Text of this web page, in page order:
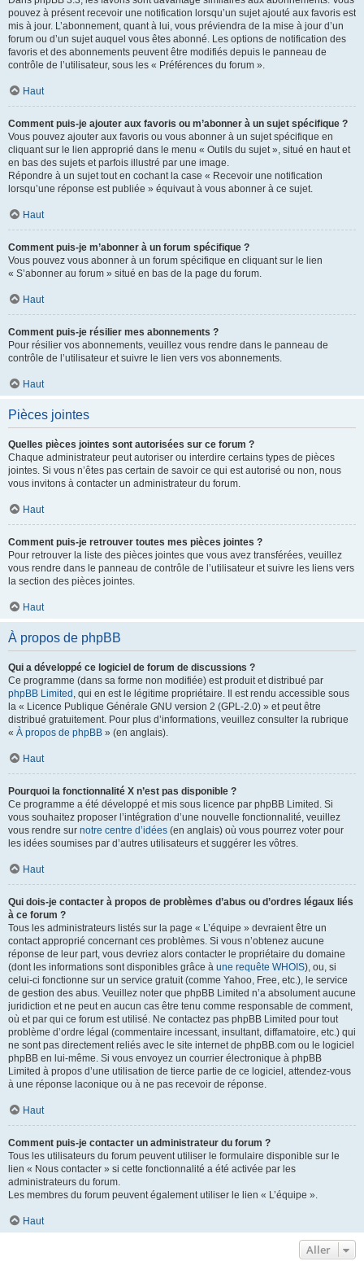
pouvez à présent recevoir une notification lorsqu’un sujet ajouté aux favoris est
mis à jour. L’abonnement, quant à lui, vous préviendra de la mise à jour d’un
forum ou d’un sujet auquel vous êtes abonné. Les options de notification des
favoris et des abonnements peuvent être modifiés depuis le panneau de
contrôle de l’utilisateur, sous les « Préférences du forum ».
Haut
Comment puis-je ajouter aux favoris ou m’abonner à un sujet spécifique ?
Vous pouvez ajouter aux favoris ou vous abonner à un sujet spécifique en
cliquant sur le lien approprié dans le menu « Outils du sujet », situé en haut et
en bas des sujets et parfois illustré par une image.
Répondre à un sujet tout en cochant la case « Recevoir une notification
lorsqu’une réponse est publiée » équivaut à vous abonner à ce sujet.
Haut
Comment puis-je m’abonner à un forum spécifique ?
Vous pouvez vous abonner à un forum spécifique en cliquant sur le lien
« S’abonner au forum » situé en bas de la page du forum.
Haut
Comment puis-je résilier mes abonnements ?
Pour résilier vos abonnements, veuillez vous rendre dans le panneau de
contrôle de l’utilisateur et suivre le lien vers vos abonnements.
Haut
Pièces jointes
Quelles pièces jointes sont autorisées sur ce forum ?
Chaque administrateur peut autoriser ou interdire certains types de pièces
jointes. Si vous n’êtes pas certain de savoir ce qui est autorisé ou non, nous
vous invitons à contacter un administrateur du forum.
Haut
Comment puis-je retrouver toutes mes pièces jointes ?
Pour retrouver la liste des pièces jointes que vous avez transférées, veuillez
vous rendre dans le panneau de contrôle de l’utilisateur et suivre les liens vers
la section des pièces jointes.
Haut
À propos de phpBB
Qui a développé ce logiciel de forum de discussions ?
Ce programme (dans sa forme non modifiée) est produit et distribué par
phpBB Limited , qui en est le légitime propriétaire. Il est rendu accessible sous
la « Licence Publique Générale GNU version 2 (GPL-2.0) » et peut être
distribué gratuitement. Pour plus d’informations, veuillez consulter la rubrique
« À propos de phpBB » (en anglais).
Haut
Pourquoi la fonctionnalité X n’est pas disponible ?
Ce programme a été développé et mis sous licence par phpBB Limited. Si
vous souhaitez proposer l’intégration d’une nouvelle fonctionnalité, veuillez
vous rendre sur notre centre d’idées (en anglais) où vous pourrez voter pour
les idées soumises par d’autres utilisateurs et suggérer les vôtres.
Haut
Qui dois-je contacter à propos de problèmes d’abus ou d’ordres légaux liés
à ce forum ?
Tous les administrateurs listés sur la page « L’équipe » devraient être un
contact approprié concernant ces problèmes. Si vous n’obtenez aucune
réponse de leur part, vous devriez alors contacter le propriétaire du domaine
(dont les informations sont disponibles grâce à une requête WHOIS), ou, si
celui-ci fonctionne sur un service gratuit (comme Yahoo, Free, etc.), le service
de gestion des abus. Veuillez noter que phpBB Limited n’a absolument aucune
juridiction et ne peut en aucun cas être tenu comme responsable de comment,
où et par qui ce forum est utilisé. Ne contactez pas phpBB Limited pour tout
problème d’ordre légal (commentaire incessant, insultant, diffamatoire, etc.) qui
ne sont pas directement reliés avec le site internet de phpBB.com ou le logiciel
phpBB en lui-même. Si vous envoyez un courrier électronique à phpBB
Limited à propos d’une utilisation de tierce partie de ce logiciel, attendez-vous
à une réponse laconique ou à ne pas recevoir de réponse.
Haut
Comment puis-je contacter un administrateur du forum ?
Tous les utilisateurs du forum peuvent utiliser le formulaire disponible sur le
lien « Nous contacter » si cette fonctionnalité a été activée par les
administrateurs du forum.
Les membres du forum peuvent également utiliser le lien « L’équipe ».
Haut
Aller